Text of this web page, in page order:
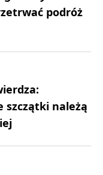
podróż
szczątki należą